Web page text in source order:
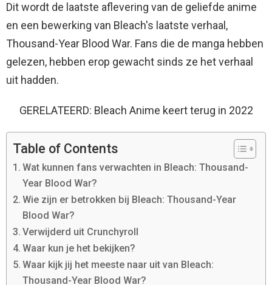
Dit wordt de laatste aflevering van de geliefde anime
en een bewerking van Bleach's laatste verhaal,
Thousand-Year Blood War. Fans die de manga hebben
gelezen, hebben erop gewacht sinds ze het verhaal
uit hadden.
GERELATEERD: Bleach Anime keert terug in 2022
Table of Contents
Wat kunnen fans verwachten in Bleach: Thousand-
Year Blood War?
Wie zijn er betrokken bij Bleach: Thousand-Year
Blood War?
Verwijderd uit Crunchyroll
Waar kun je het bekijken?
Waar kijk jij het meeste naar uit van Bleach:
Thousand-Year Blood War?